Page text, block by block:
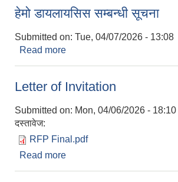
हेमो डायलायसिस सम्बन्धी सूचना
Submitted on: Tue, 04/07/2026 - 13:08
Read more
Letter of Invitation
Submitted on: Mon, 04/06/2026 - 18:10
दस्तावेज:
RFP Final.pdf
Read more